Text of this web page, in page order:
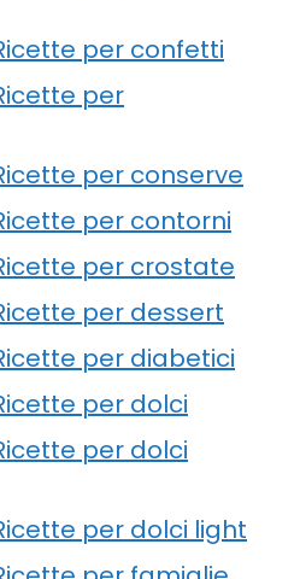
per confetti
per
per conserve
per contorni
per crostate
per dessert
per diabetici
per dolci
per dolci
per dolci light